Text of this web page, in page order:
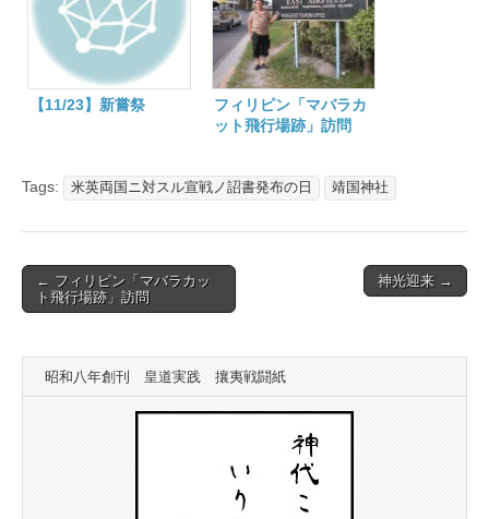
【11/23】新嘗祭
フィリピン「マバラカ
ット飛行場跡」訪問
Tags: 米英両国ニ対スル宣戦ノ詔書発布の日 靖国神社
Post
navigation
← フィリピン「マバラカッ
ト飛行場跡」訪問
神光迎来 →
昭和八年創刊 皇道実践 攘夷戦闘紙